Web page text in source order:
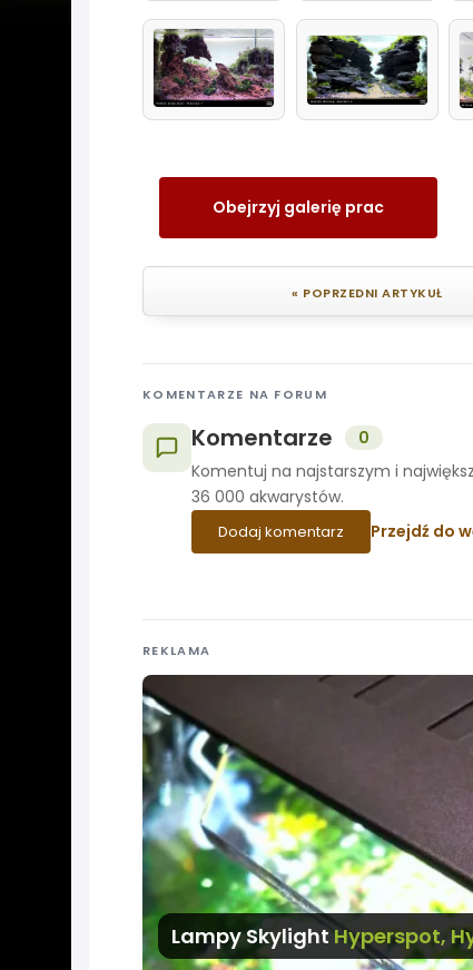
Obejrzyj galerię prac
« POPRZEDNI ARTYKUŁ
KOMENTARZE NA FORUM
Komentarze
0
Komentuj na najstarszym i
36 000 akwarystów.
Dodaj komentarz Przejdź do
REKLAMA
Lampy Skylight Hyperspot,